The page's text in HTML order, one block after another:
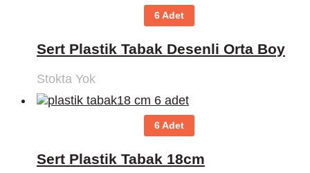
6 Adet
Sert Plastik Tabak Desenli Orta Boy
Stokta Yok
6 Adet
Sert Plastik Tabak 18cm